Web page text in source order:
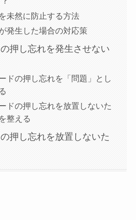
未然に防止する方法
発生した場合の対応策
押し忘れを発生させない
ドの押し忘れを「問題」とし
ドの押し忘れを放置しないた
整える
押し忘れを放置しないた